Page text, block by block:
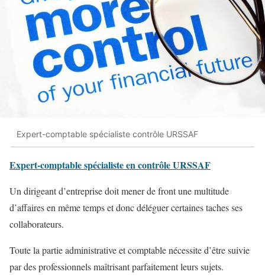
Expert-comptable spécialiste contrôle URSSAF
Expert-comptable spécialiste en contrôle URSSAF
Un dirigeant d’entreprise doit mener de front une multitude
d’affaires en même temps et donc déléguer certaines taches ses
collaborateurs.
Toute la partie administrative et comptable nécessite d’être suivie
par des professionnels maîtrisant parfaitement leurs sujets.